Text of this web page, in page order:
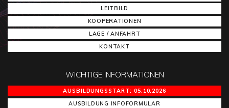
LEITBILD
KOOPERATIONEN
LAGE / ANFAHRT
KONTAKT
WICHTIGE INFORMATIONEN
AUSBILDUNGSSTART: 05.10.2026
AUSBILDUNG INFOFORMULAR